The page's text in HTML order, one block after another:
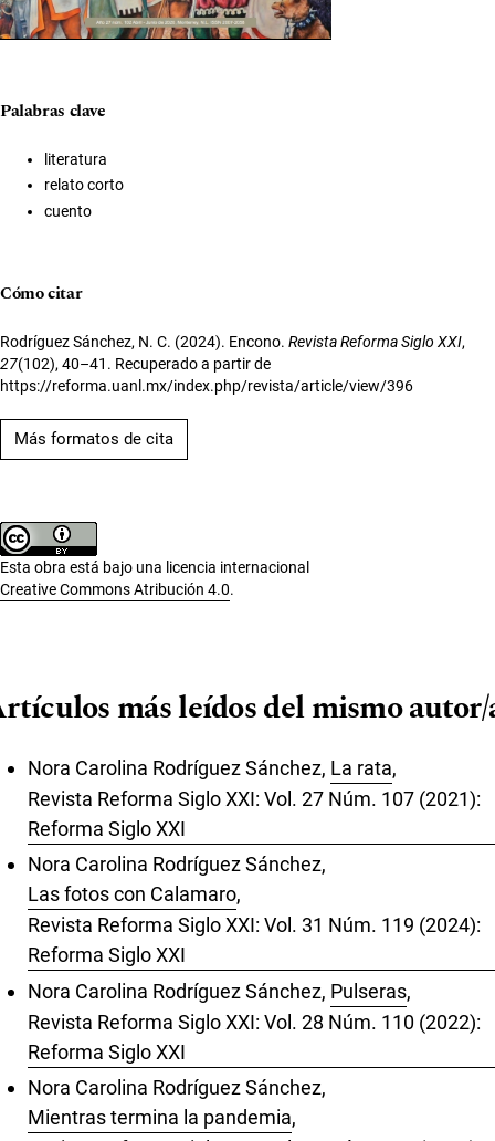
Palabras clave
literatura
relato corto
cuento
Cómo citar
Rodríguez Sánchez, N. C. (2024). Encono. Revista Reforma Siglo XXI,
27(102), 40–41. Recuperado a partir de
https://reforma.uanl.mx/index.php/revista/article/view/396
Más formatos de cita
Esta obra está bajo una licencia internacional
Creative Commons Atribución 4.0.
más leídos del mismo
Nora Carolina Rodríguez Sánchez, La rata,
Revista Reforma Siglo XXI: Vol. 27 Núm. 107 (2021):
Reforma Siglo XXI
Nora Carolina Rodríguez Sánchez,
Las fotos con Calamaro,
Revista Reforma Siglo XXI: Vol. 31 Núm. 119 (2024):
Reforma Siglo XXI
Nora Carolina Rodríguez Sánchez, Pulseras,
Revista Reforma Siglo XXI: Vol. 28 Núm. 110 (2022):
Reforma Siglo XXI
Nora Carolina Rodríguez Sánchez,
Mientras termina la pandemia,